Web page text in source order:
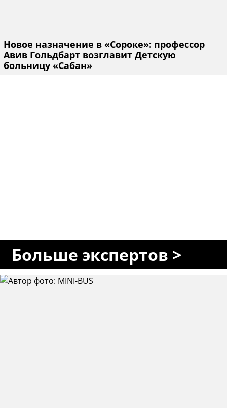
Новое назначение в «Сороке»: профессор
Авив Гольдбарт возглавит Детскую
больницу «Сабан»
Больше экспертов >